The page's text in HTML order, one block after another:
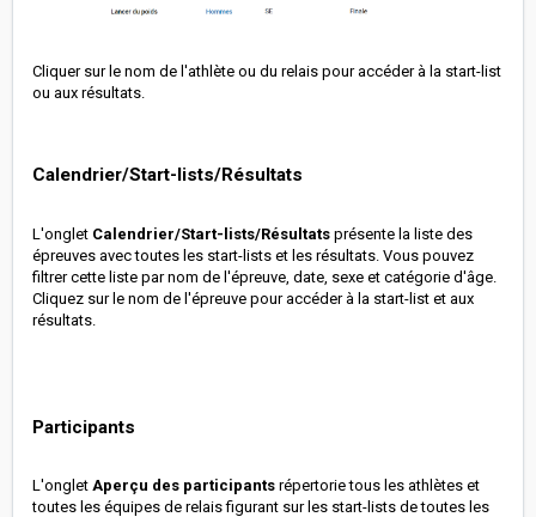
Cliquer sur le nom de l'athlète ou du relais pour accéder à la start-list
ou aux résultats.
Calendrier/Start-lists/Résultats
L'onglet Calendrier/Start-lists/Résultats présente la liste des
épreuves avec toutes les start-lists et les résultats. Vous pouvez
filtrer cette liste par nom de l'épreuve, date, sexe et catégorie d'âge.
Cliquez sur le nom de l'épreuve pour accéder à la start-list et aux
résultats.
Participants
L'onglet Aperçu des participants répertorie tous les athlètes et
toutes les équipes de relais figurant sur les start-lists de toutes les